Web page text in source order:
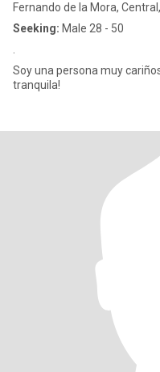
Fernando de la Mora,
Seeking: Male 28 - 50
Soy una persona muy
tranquila!